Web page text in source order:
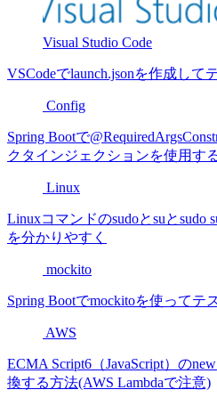
Visual Studio Code
VSCodeでlaunch.jsonを作成して
Config
Spring Bootで
クタインジェクションを使用す
Linux
Linuxコマンドのsudoとsuとsudo
を分かりやすく
mockito
Spring Bootでmockitoを使ってテ
AWS
ECMA Script6（JavaScript）の
換する方法(AWS Lambdaで注意)